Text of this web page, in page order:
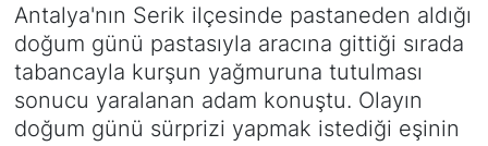
Antalya'nın Serik ilçesinde pastaneden aldığı
doğum günü pastasıyla aracına gittiği sırada
tabancayla kurşun yağmuruna tutulması
sonucu yaralanan adam konuştu. Olayın
doğum günü sürprizi yapmak istediği eşinin
SAĞLIK
Siyaset
Haber Arşivi